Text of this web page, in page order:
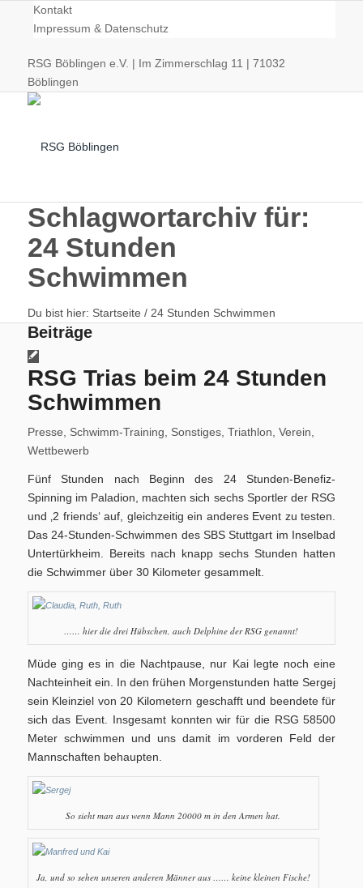
Kontakt
Impressum & Datenschutz
RSG Böblingen e.V. | Im Zimmerschlag 11 | 71032
Böblingen
Radsport
Training/Termine
Aktuelles
Geschichte
Schlagwortarchiv für:
24 Stunden
Schwimmen
Du bist hier: Startseite / 24 Stunden Schwimmen
Beiträge
RSG Trias beim 24 Stunden
Schwimmen
Presse Schwimm-Training Sonstiges, Triathlon Verein
Wettbewerb
Fünf Stunden nach Beginn des 24 Stunden-Benefiz-
Spinning im Paladion, machten sich sechs Sportler der RSG
und ‚2 friends‘ auf, gleichzeitig ein anderes Event zu testen.
Das 24-Stunden-Schwimmen des SBS Stuttgart im Inselbad
Untertürkheim. Bereits nach knapp sechs Stunden hatten
die Schwimmer über 30 Kilometer gesammelt.
…… hier die drei Hübschen, auch Delphine der RSG genannt!
Müde ging es in die Nachtpause, nur Kai legte noch eine
Nachteinheit ein. In den frühen Morgenstunden hatte Sergej
sein Kleinziel von 20 Kilometern geschafft und beendete für
sich das Event. Insgesamt konnten wir für die RSG 58500
Meter schwimmen und uns damit im vorderen Feld der
Mannschaften behaupten.
So sieht man aus wenn Mann 20000 m in den Armen hat.
Ja, und so sehen unseren anderen Männer aus …… keine kleinen Fische!